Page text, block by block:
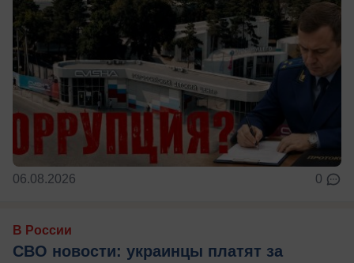
06.08.2026 0
В России
СВО новости: украинцы платят за